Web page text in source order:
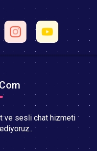
ve sesli chat hizmeti